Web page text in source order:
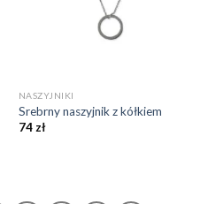
NASZYJNIKI
Srebrny naszyjnik z kółkiem
74 zł